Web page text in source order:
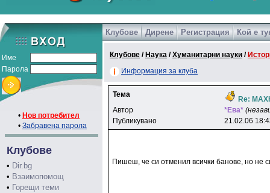
Games
Име
Парола
• Нов потребител
• Забравена парола
Клубове
• Dir.bg
• Взаимопомощ
• Горещи теми
Клубове Дирене Регистрация Кой е
Клубове / Наука /Хуманитарни науки /
Информация за клуба
Тема
Re:
Автор
*Eвa*
Публикувано
21.02.06
Пишеш, че си отменил всички банове, но не